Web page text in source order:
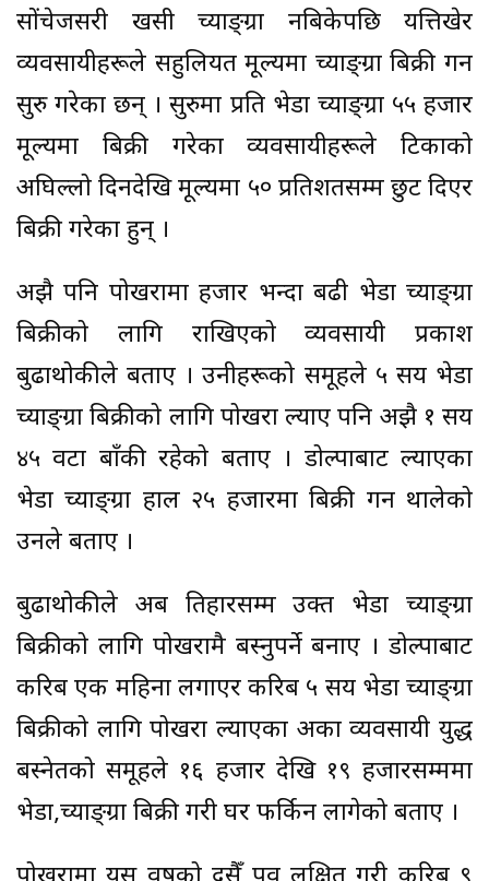
सोंचेजसरी खसी च्याङ्ग्रा नबिकेपछि यत्तिखेर
व्यवसायीहरूले सहुलियत मूल्यमा च्याङ्ग्रा बिक्री गर्न
सुरु गरेका छन् । सुरुमा प्रति भेडा च्याङ्ग्रा ५५ हजार
मूल्यमा बिक्री गरेका व्यवसायीहरूले टिकाको
अघिल्लो दिनदेखि मूल्यमा ५० प्रतिशतसम्म छुट दिएर
बिक्री गरेका हुन् ।
अझै पनि पोखरामा हजार भन्दा बढी भेडा च्याङ्ग्रा
बिक्रीको लागि राखिएको व्यवसायी प्रकाश
बुढाथोकीले बताए । उनीहरूको समूहले ५ सय भेडा
च्याङ्ग्रा बिक्रीको लागि पोखरा ल्याए पनि अझै १ सय
४५ वटा बाँकी रहेको बताए । डोल्पाबाट ल्याएका
भेडा च्याङ्ग्रा हाल २५ हजारमा बिक्री गर्न थालेको
उनले बताए ।
बुढाथोकीले अब तिहारसम्म उक्त भेडा च्याङ्ग्रा
बिक्रीको लागि पोखरामै बस्नुपर्ने बनाए । डोल्पाबाट
करिब एक महिना लगाएर करिब ५ सय भेडा च्याङ्ग्रा
बिक्रीको लागि पोखरा ल्याएका अर्का व्यवसायी युद्ध
बस्नेतको समूहले १६ हजार देखि १९ हजारसम्ममा
भेडा,च्याङ्ग्रा बिक्री गरी घर फर्किन लागेको बताए ।